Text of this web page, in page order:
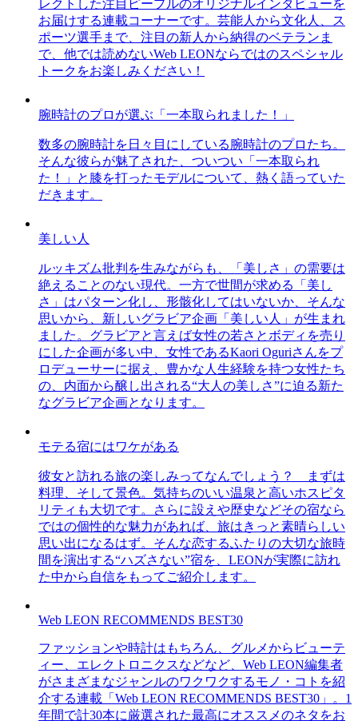
レクトした注目ピープルのオリジナルインタビューを
お届けする連載コーナーです。芸能人から文化人、ス
ポーツ選手まで、注目の新人から納得のベテランま
で、他では読めないWeb LEONならではのスペシャル
トークをお楽しみください！
腕時計のプロが選ぶ「一本取られました！」
数多の腕時計を日々目にしている腕時計のプロたち。
そんな彼らが魅了された、ついつい「一本取られ
た！」と膝を打ったモデルについて、熱く語っていた
だきます。
美しい人
ルッキズム批判を生みながらも、「美しさ」の需要は
絶えることのない現代。一方で世間が求める「美し
さ」はパターン化し、形骸化してはいないか、そんな
思いから、新しいグラビア企画「美しい人」が生まれ
ました。グラビアと言えば女性の若さとボディを売り
にした企画が多い中、女性であるKaori Oguriさんをプ
ロデューサーに据え、豊かな人生経験を持つ女性たち
の、内面から醸し出される“大人の美しさ”に迫る新た
なグラビア企画となります。
モテる宿にはワケがある
彼女と訪れる旅の楽しみってなんでしょう？ まずは
料理、そして景色。気持ちのいい温泉と高いホスピタ
リティも大切です。さらに設えや歴史などその宿なら
ではの個性的な魅力があれば、旅はきっと素晴らしい
思い出になるはず。そんな恋するふたりの大切な旅時
間を演出する“ハズさない”宿を、LEONが実際に訪れ
た中から自信をもってご紹介します。
Web LEON RECOMMENDS BEST30
ファッションや時計はもちろん、グルメからビューテ
ィー、エレクトロニクスなどなど、Web LEON編集者
がさまざまなジャンルのワクワクするモノ・コトを紹
介する連載「Web LEON RECOMMENDS BEST30」。1
年間で計30本に厳選された最高にオススメのネタをお